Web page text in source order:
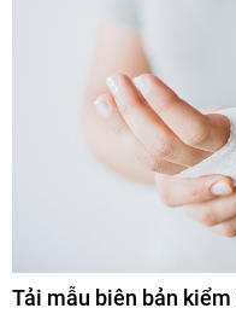
Tải mẫu biên bản